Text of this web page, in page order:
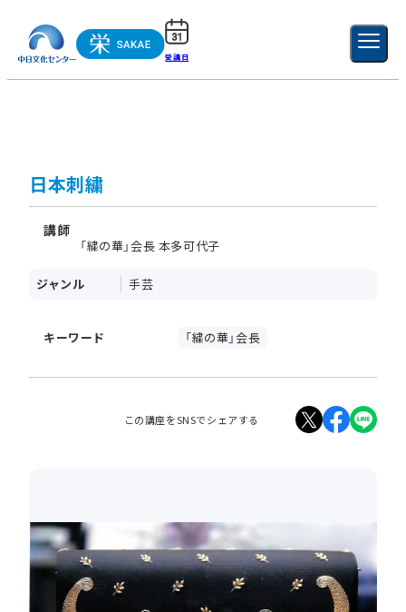
受講日 新規登録
日本刺繍
講師
「繍の華」会長 本多可代子
ジャンル 手芸
キーワード 「繍の華」会長
この講座をSNSでシェアする